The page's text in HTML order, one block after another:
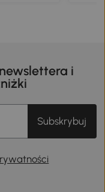
i
Subskrybuj